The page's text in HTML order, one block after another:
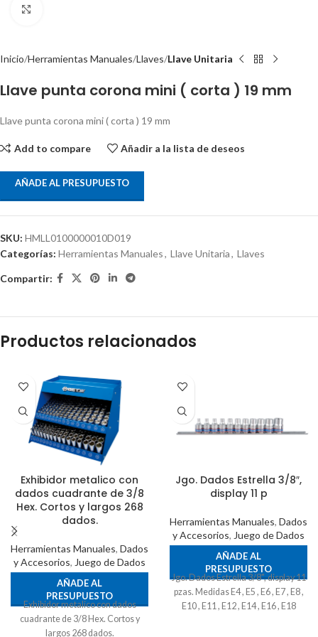
Inicio Herramientas Manuales Llaves Llave Unitaria
Llave punta corona mini ( corta ) 19 mm
Llave punta corona mini ( corta ) 19 mm
Add to compare Añadir a la lista de deseos
AÑADE AL PRESUPUESTO
SKU: HMLL0100000010D019
Categorías: Herramientas Manuales, Llave Unitaria, Llaves
Compartir:
Productos relacionados
Exhibidor metalico con
dados cuadrante de 3/8
Hex. Cortos y largos 268
dados.
Herramientas Manuales, Dados
y Accesorios, Juego de Dados
AÑADE AL
PRESUPUESTO
Exhibidor metalico con dados
cuadrante de 3/8 Hex. Cortos y
largos 268 dados.
Jgo. Dados Estrella 3/8″,
display 11 p
Herramientas Manuales, Dados
y Accesorios, Juego de Dados
AÑADE AL
PRESUPUESTO
Jgo. Dados Estrella 3/8", display 11
pzas. Medidas E4 , E5 , E6 , E7 , E8 ,
E10 , E11 , E12 , E14 , E16 , E18